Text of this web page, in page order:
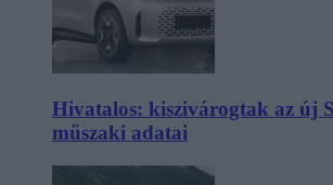
Hivatalos: kiszivárogtak az új
műszaki adatai